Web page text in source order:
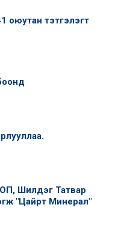
оюутан тэтгэлэгт
Шилдэг Татвар
"Цайрт Минерал"